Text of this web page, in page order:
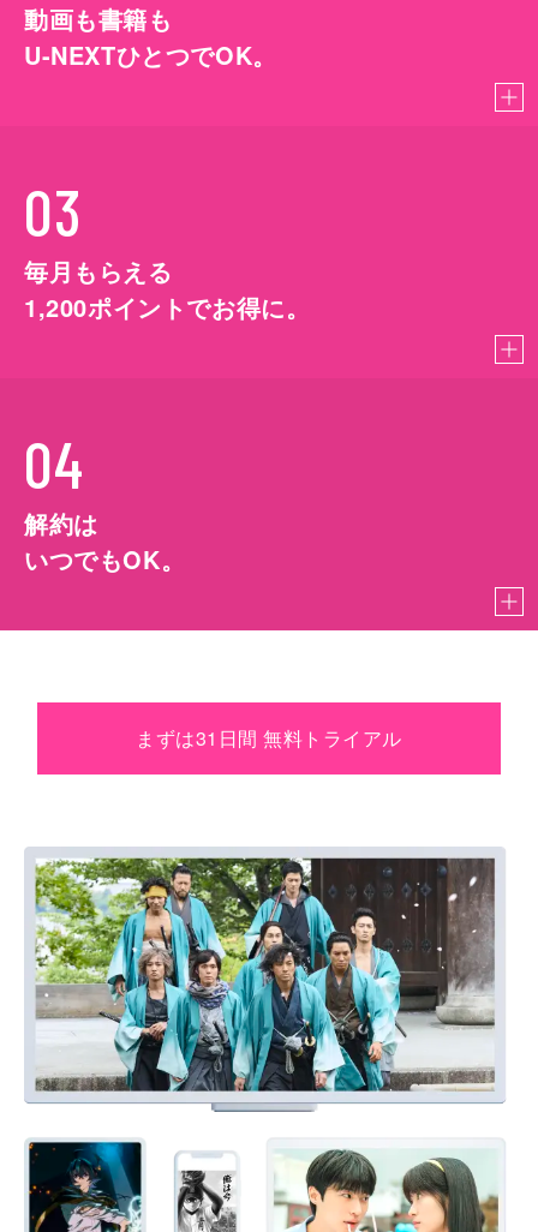
動画も書籍も
U-NEXTひとつでOK。
03
毎月もらえる
1,200ポイントでお得に。
04
解約は
いつでもOK。
まずは31日間 無料トライアル